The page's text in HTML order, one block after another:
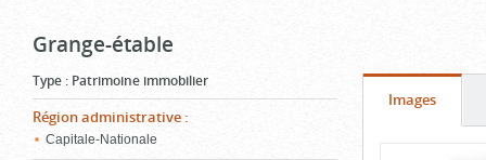
Grange-étable
Type : Patrimoine immobilier
Région administrative :
Capitale-Nationale
Onglet
Images(cliquer
pour